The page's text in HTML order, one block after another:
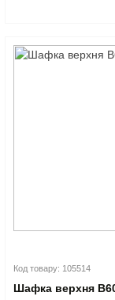
Код товару: 105514
Шафка верхня